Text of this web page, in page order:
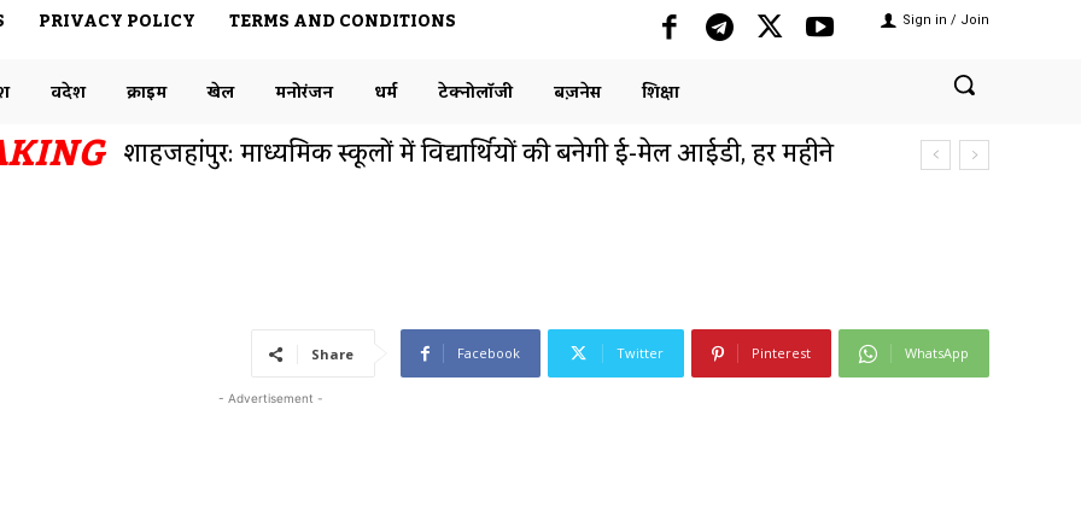
PRIVACY POLICY TERMS AND CONDITIONS Sign in / Join
विदेश क्राइम खेल मनोरंजन धर्म टेक्नोलॉजी बिज़नेस शिक्षा
बनारस रेलवे स्टेशन एक नंबर प्लेटफार्म से फुट ओवर ब्रिज पर डिस्प्ले हुए खराब,
Share Facebook Twitter Pinterest WhatsApp
- Advertisement -